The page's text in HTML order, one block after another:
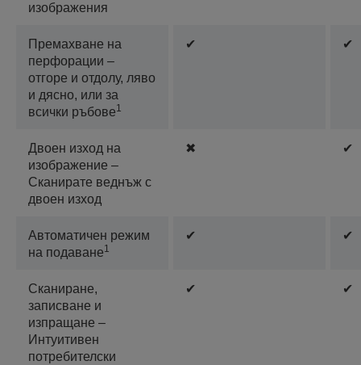
изображения
Премахване на
перфорации –
отгоре и отдолу, ляво
и дясно, или за
всички ръбове1
✔ ✔
Двоен изход на
изображение –
Сканирате веднъж с
двоен изход
✖ ✔
Автоматичен режим
на подаване1
✔ ✔
Сканиране,
записване и
изпращане –
Интуитивен
потребителски
✔ ✔